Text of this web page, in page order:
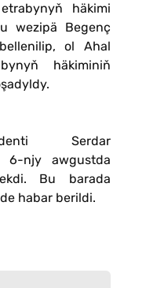
häkimi
wezipä Begenç
ol Ahal
häkiminiň
Serdar
6-njy awgustda
Bu barada
habar berildi.